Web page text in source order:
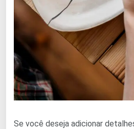
Se você deseja adicionar